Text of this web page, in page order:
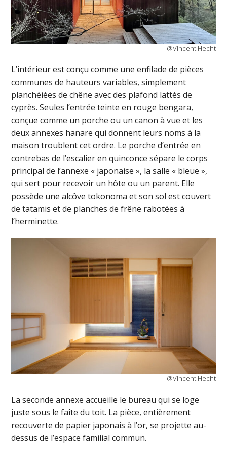
@Vincent Hecht
L’intérieur est conçu comme une enfilade de pièces
communes de hauteurs variables, simplement
planchéiées de chêne avec des plafond lattés de
cyprès. Seules l’entrée teinte en rouge bengara,
conçue comme un porche ou un canon à vue et les
deux annexes hanare qui donnent leurs noms à la
maison troublent cet ordre. Le porche d’entrée en
contrebas de l’escalier en quinconce sépare le corps
principal de l’annexe « japonaise », la salle « bleue »,
qui sert pour recevoir un hôte ou un parent. Elle
possède une alcôve tokonoma et son sol est couvert
de tatamis et de planches de frêne rabotées à
l’herminette.
@Vincent Hecht
La seconde annexe accueille le bureau qui se loge
juste sous le faîte du toit. La pièce, entièrement
recouverte de papier japonais à l’or, se projette au-
dessus de l’espace familial commun.